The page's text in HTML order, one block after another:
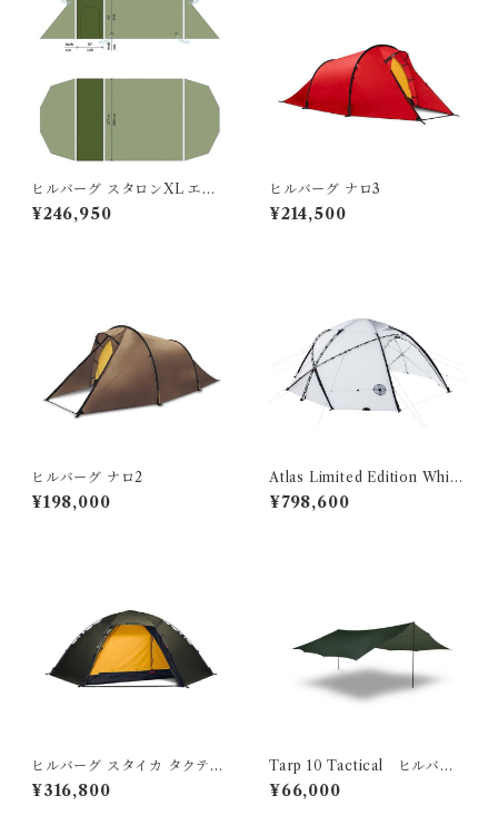
ヒルバーグ スタロンXL エク
ステンション タクティカ
ル ポールセット
¥246,950
ヒルバーグ ナロ3
¥214,500
ヒルバーグ ナロ2
¥198,000
Atlas Limited Edition Whit
e/black ヒルバーグ アトラ
ス リミテッド ホワイト ベス
¥798,600
ヒルバーグ スタイカ タクティ
カル
¥316,800
Tarp 10 Tactical ヒルバー
グ タープ10 タクティカル
¥66,000